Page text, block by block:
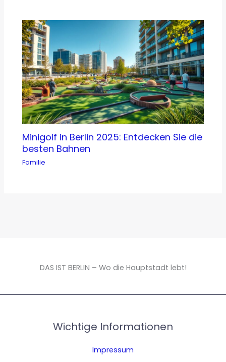
Minigolf in Berlin 2025: Entdecken Sie die
besten Bahnen
Familie
DAS IST BERLIN – Wo die Hauptstadt lebt!
Wichtige Informationen
Impressum